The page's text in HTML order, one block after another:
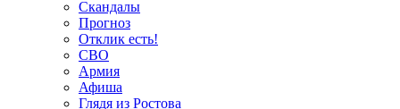
Скандалы
Прогноз
Отклик есть!
СВО
Армия
Афиша
Глядя из Ростова